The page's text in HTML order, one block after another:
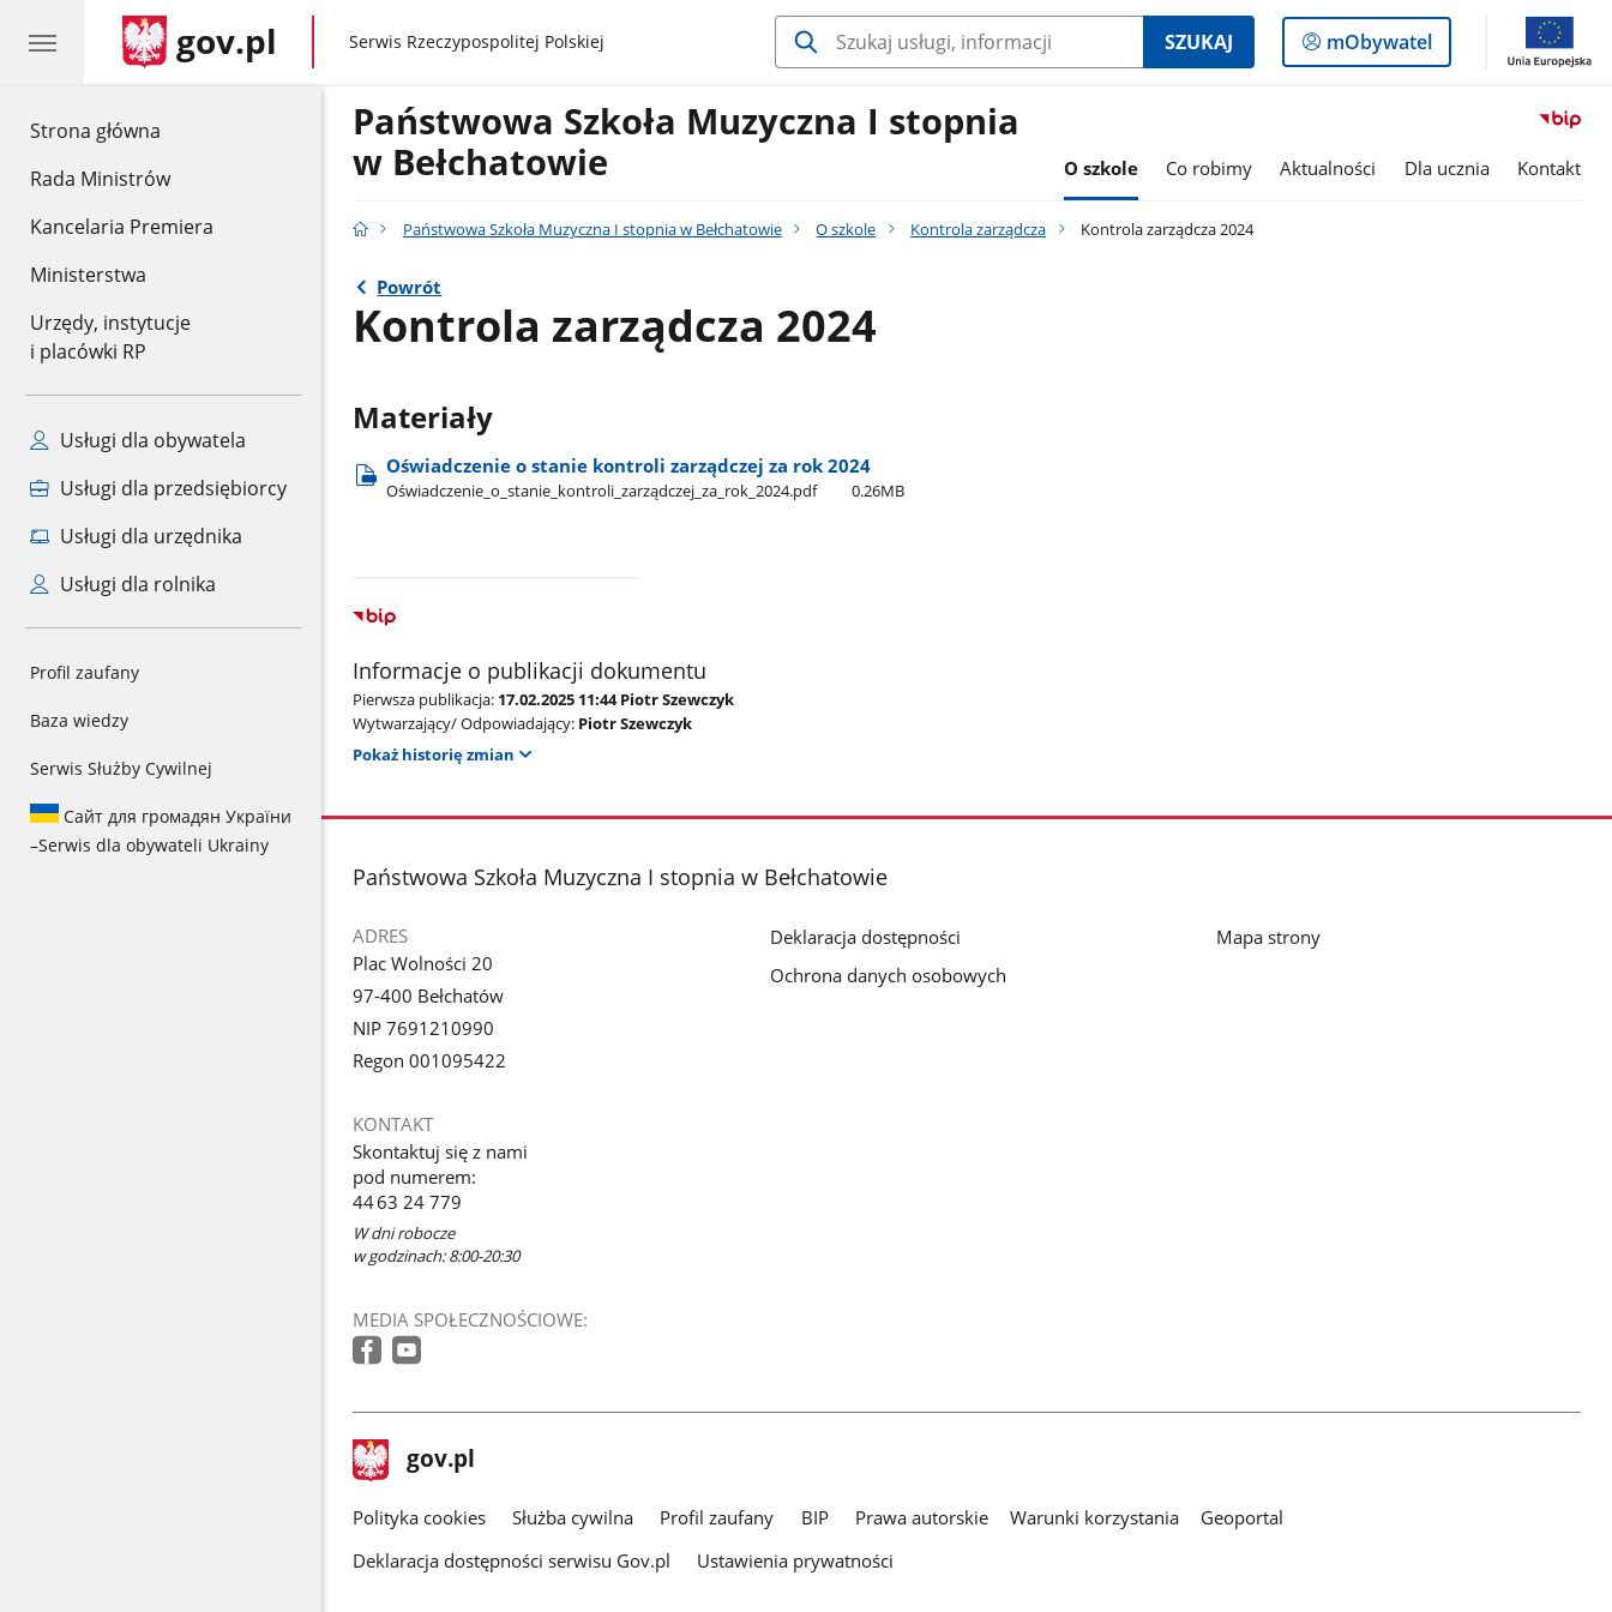
Strona główna
Rada Ministrów
Kancelaria Premiera
Ministerstwa
Urzędy, instytucje
i placówki RP
Usługi dla obywatela
Usługi dla przedsiębiorcy
Usługi dla urzędnika
Usługi dla rolnika
Profil zaufany
Baza wiedzy
Serwis Służby Cywilnej
Сайт для громадян України
–Serwis dla obywateli Ukrainy
gov.pl gov.pl
Serwis Rzeczypospolitej Polskiej SZUKAJ
Logowanie
do
mObywatel
Państwowa Szkoła Muzyczna I stopnia
w Bełchatowie
O szkole Co robimy Aktualności Dla ucznia Kontakt
Państwowa Szkoła Muzyczna I stopnia w Bełchatowie O szkole Kontrola zarządcza Kontrola zarządcza 2024
Powrót
Kontrola zarządcza 2024
Materiały
Oświadczenie o stanie kontroli zarządczej za rok 2024
Oświadczenie​_o​_stanie​_kontroli​_zarządczej​_za​_rok​_2024.pdf 0.26MB
Informacje o publikacji dokumentu
Pierwsza publikacja: 17.02.2025 11:44 Piotr Szewczyk
Wytwarzający/ Odpowiadający: Piotr Szewczyk
Pokaż historię zmian
stopka
Państwowa Szkoła Muzyczna I stopnia w Bełchatowie
ADRES
Plac Wolności 20
97-400 Bełchatów
NIP 7691210990
Regon 001095422
KONTAKT
Skontaktuj się z nami
pod numerem:
44 63 24 779
W dni robocze
w godzinach: 8:00-20:30
MEDIA SPOŁECZNOŚCIOWE:
Deklaracja dostępności
Ochrona danych osobowych
Mapa strony
stopka
gov.pl Strona
gov.pl
gov.pl
Polityka cookies Służba cywilna Profil zaufany BIP Prawa autorskie Warunki korzystania
Geoportal
Deklaracja dostępności serwisu Gov.pl
Ustawienia prywatności